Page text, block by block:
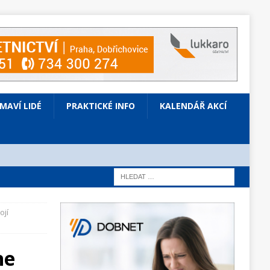
LIDÉ PRAKTICKÉ INFO KALENDÁŘ AKCÍ